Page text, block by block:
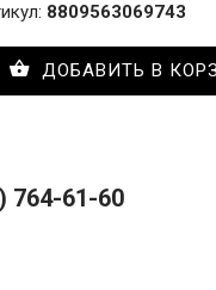
8809563069743
ДОБАВИТЬ В
764-61-60